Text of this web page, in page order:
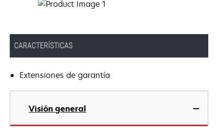
CARACTERÍSTICAS
Extensiones de garantía
Visión general